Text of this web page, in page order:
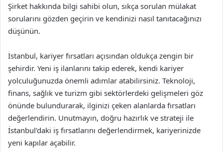
Şirket hakkında bilgi sahibi olun, sıkça sorulan mülakat
sorularını gözden geçirin ve kendinizi nasıl tanıtacağınızı
düşünün.
İstanbul, kariyer fırsatları açısından oldukça zengin bir
şehirdir. Yeni iş ilanlarını takip ederek, kendi kariyer
yolculuğunuzda önemli adımlar atabilirsiniz. Teknoloji,
finans, sağlık ve turizm gibi sektörlerdeki gelişmeleri göz
önünde bulundurarak, ilginizi çeken alanlarda fırsatları
değerlendirin. Unutmayın, doğru hazırlık ve strateji ile
İstanbul’daki iş fırsatlarını değerlendirmek, kariyerinizde
yeni kapılar açabilir.